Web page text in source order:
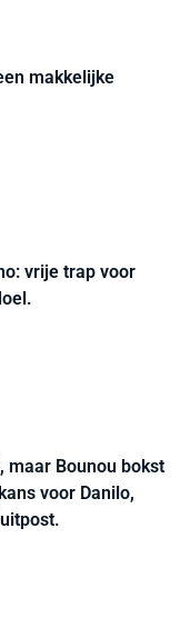
makkelijke
vrije trap voor
maar Bounou bokst
voor Danilo,